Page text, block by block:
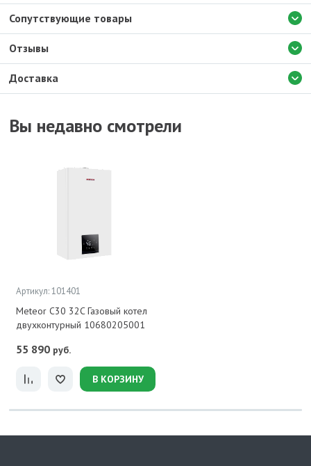
Доставка
Сопутствующие товары
Отзывы
Вы недавно смотрели
Артикул: 101401
Meteor C30 32C Газовый котел
двухконтурный 10680205001
55 890 руб.
В КОРЗИНУ